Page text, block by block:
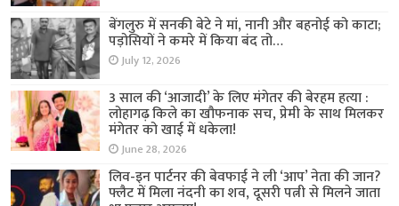
बेंगलुरु में सनकी बेटे ने मां, नानी और बहनोई को काटा;
पड़ोसियों ने कमरे में किया बंद तो…
July 12, 2026
3 साल की ‘आजादी’ के लिए मंगेतर की बेरहम हत्या :
लोहागढ़ किले का खौफनाक सच, प्रेमी के साथ मिलकर
मंगेतर को खाई में धकेला!
June 28, 2026
लिव-इन पार्टनर की बेवफाई ने ली ‘आप’ नेता की जान?
फ्लैट में मिला नंदनी का शव, दूसरी पत्नी से मिलने जाता